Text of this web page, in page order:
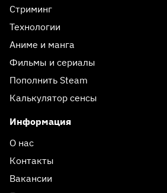
Стриминг
Технологии
Аниме и манга
Фильмы и сериалы
Пополнить Steam
Калькулятор сенсы
Информация
О нас
Контакты
Вакансии